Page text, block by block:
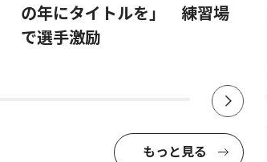
の年にタイトルを」 練習場
で選手激励
もっと見る